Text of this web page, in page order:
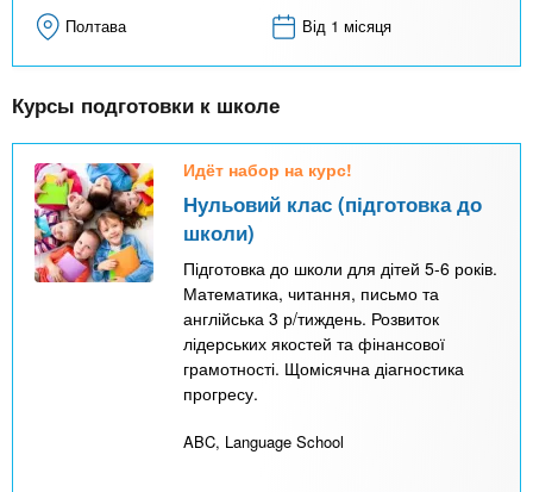
Полтава Від 1 місяця
Курсы подготовки к школе
Идёт набор на курс!
Нульовий клас (підготовка до
школи)
Підготовка до школи для дітей 5-6 років.
Математика, читання, письмо та
англійська 3 р/тиждень. Розвиток
лідерських якостей та фінансової
грамотності. Щомісячна діагностика
прогресу.
ABC, Language School